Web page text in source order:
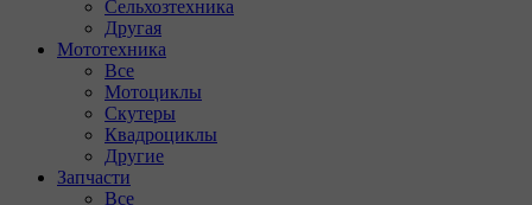
Сельхозтехника
Другая
Мототехника
Все
Мотоциклы
Скутеры
Квадроциклы
Другие
Запчасти
Все